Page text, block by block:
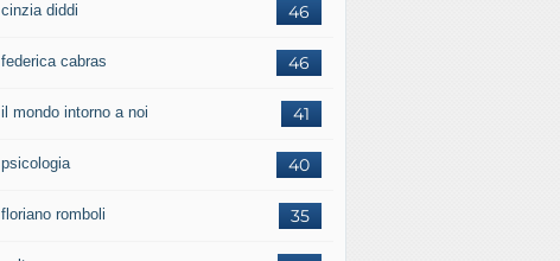
46
cinzia diddi
46
federica cabras
41
il mondo intorno a noi
40
psicologia
35
floriano romboli